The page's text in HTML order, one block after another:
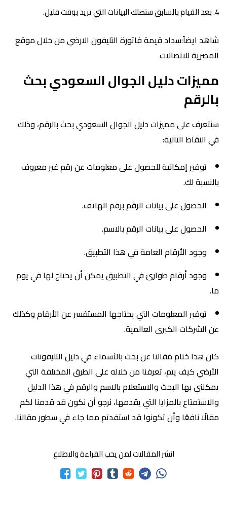
بعد القيام بالسابق ستصلك البيانات التي تريد بوقت قليل.
شاهد ايضاً:سداد قيمة فاتورة التليفون الارضي من خلال موقع
المصرية للاتصالات
مميزات دليل الجوال السعودي بحث
بالرقم
سنتعرف على مميزات دليل الجوال السعودي بحث بالرقم، وذلك
في النقاط التالية:
توفير إمكانية للحصول على معلومات عن رقم غير معروف
بالنسبة لك.
الحصول على بيانات الرقم برقم الهاتف.
الحصول على بيانات الرقم بالاسم.
وجود الأرقام العامة في هذا التطبيق.
وجود أرقام طوارئ في التطبيق يمكن أن يحتاج لها في يوم
ما.
توفير المعلومات التي يحتاجها المستفسر عن الأرقام وكذلك
عن الشركات الكبرى العالمية.
كان هذا ختام مقالنا عن بحث بالأسماء في دليل التليفونات
الأرضي كيف يتم، تعرفنا من خلاله على الطرق المختلفة التي
يمكنني بها البحث والاستعلام بالاسم والرقم في هذا الدليل
والاستمتاع بالمزايا التي يقدمها، نرجو أن نكون قد قدمنا لكم
مقالًا نافعًا وأن تكونوا قد استفدتم مما جاء في سطور مقالنا.
انشر المقالات لمن يحب القراءة والاطلاع